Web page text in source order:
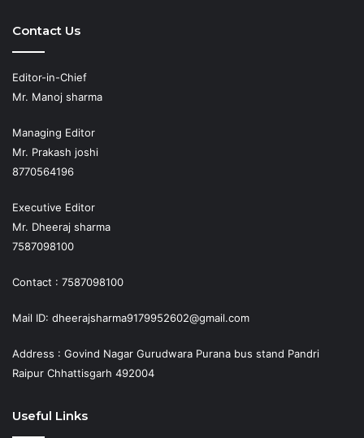
Contact Us
Editor-in-Chief
Mr. Manoj sharma
Managing Editor
Mr. Prakash joshi
8770564196
Executive Editor
Mr. Dheeraj sharma
7587098100
Contact : 7587098100
Mail ID: dheerajsharma9179952602@gmail.com
Address : Govind Nagar Gurudwara Purana bus stand Pandri
Raipur Chhattisgarh 492004
Useful Links